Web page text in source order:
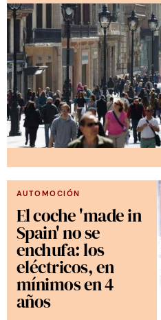
AUTOMOCIÓN
El coche 'made in
Spain' no se
enchufa: los
eléctricos, en
mínimos en 4
años